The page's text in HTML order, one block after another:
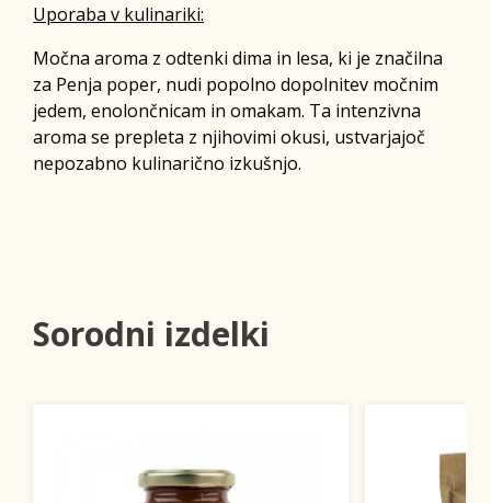
Uporaba v kulinariki:
Močna aroma z odtenki dima in lesa, ki je značilna
za Penja poper, nudi popolno dopolnitev močnim
jedem, enolončnicam in omakam. Ta intenzivna
aroma se prepleta z njihovimi okusi, ustvarjajoč
nepozabno kulinarično izkušnjo.
Sorodni izdelki